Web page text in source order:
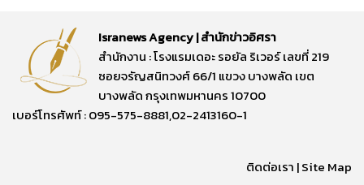
Isranews Agency | สำนักข่าวอิศรา
สำนักงาน : โรงแรมเดอะ รอยัล ริเวอร์ เลขที่ 219
ซอยจรัญสนิทวงศ์ 66/1 แขวง บางพลัด เขต
บางพลัด กรุงเทพมหานคร 10700
เบอร์โทรศัพท์ : 095-575-8881,02-2413160-1
ติดต่อเรา |Site Map